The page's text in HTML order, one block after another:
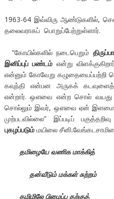
1963-64 இவ்விரு ஆண்டுகளில்,
தலைவராகப் பொறுப்பேற்றுள்ளார்.
“கோயில்களில் நடைபெறும்
இனிப்புப் பண்டம் என்று
என்னும் கோவேறு கழுதையைப்பற்றி
கவுந்தி என்பன அருகக்
என்றார். ஔவை என்ற சொல் வயது
சொல்லும் இவர், ஔவை ஏன்
முற்படவில்லை” இப்படிப்
புகழப்படும்மயிலை
தமிழையே வணிக மாக்கித்
தன்வீடும் மக்கள் சுற்றம்
தமிழிலே பிழைப்ப தற்குத்